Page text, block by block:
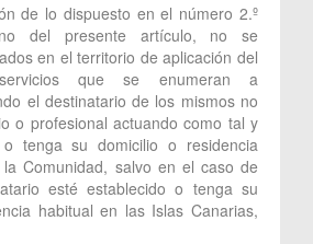
de lo dispuesto en el número 2.º
del presente artículo, no se
en el territorio de aplicación del
que se enumeran a
el destinatario de los mismos no
o profesional actuando como tal y
tenga su domicilio o residencia
Comunidad, salvo en el caso de
esté establecido o tenga su
habitual en las Islas Canarias,